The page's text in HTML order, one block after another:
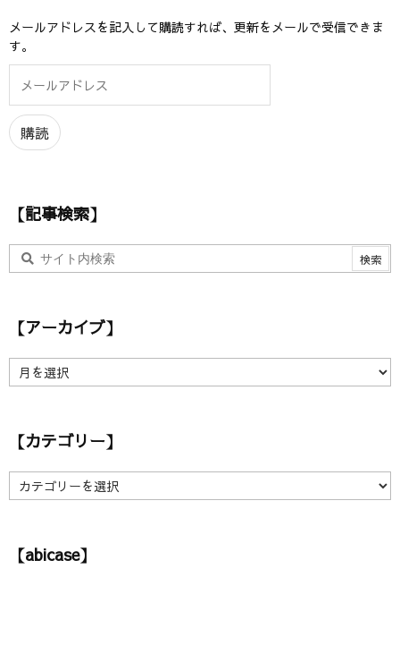
メールアドレスを記入して購読すれば、更新をメールで受信できま
す。
ル
ア
ド
購読
【記事検索】
【アーカイブ】
ア
イ【カテゴリー】
【
カ
リ【abicase】